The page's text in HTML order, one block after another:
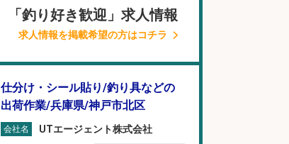
「釣り好き歓迎」求人情報
求人情報を掲載希望の方はコチラ
仕分け・シール貼り/釣り具などの
出荷作業/兵庫県/神戸市北区
会社名 UTエージェント株式会社